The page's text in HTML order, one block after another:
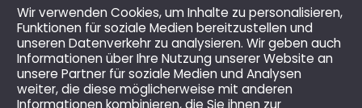
Wir verwenden Cookies, um Inhalte zu personalisieren,
Funktionen für soziale Medien bereitzustellen und
unseren Datenverkehr zu analysieren. Wir geben auch
Informationen über Ihre Nutzung unserer Website an
unsere Partner für soziale Medien und Analysen
weiter, die diese möglicherweise mit anderen
Informationen kombinieren, die Sie ihnen zur
© 2026 Berghotel Mummelsee GmbH & Co KG.